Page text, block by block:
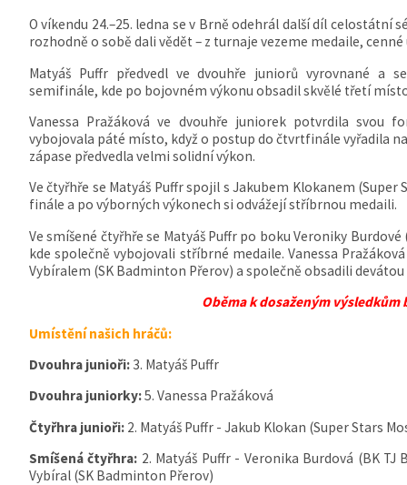
O víkendu 24.–25. ledna se v Brně odehrál další díl celostátní
rozhodně o sobě dali vědět – z turnaje vezeme medaile,
Matyáš Puffr předvedl ve dvouhře juniorů vyrovnané a
semifinále, kde po bojovném výkonu obsadil skvělé třetí
Vanessa Pražáková ve dvouhře juniorek potvrdila svou
vybojovala páté místo, když o postup do čtvrtfinále vyřadila
zápase předvedla velmi solidní výkon.
Ve čtyřhře se Matyáš Puffr spojil s Jakubem Klokanem
finále a po výborných výkonech si odvážejí stříbrnou medaili.
Ve smíšené čtyřhře se Matyáš Puffr po boku Veroniky
kde společně vybojovali stříbrné medaile. Vanessa
Vybíralem (SK Badminton Přerov) a společně obsadili devátou
Oběma k dosaženým výsledkům
Umístění našich hráčů:
Dvouhra junioři: 3. Matyáš Puffr
Dvouhra juniorky:5. Vanessa Pražáková
Čtyřhra junioři: 2. Matyáš Puffr - Jakub Klokan (Super Stars
Smíšená čtyřhra: 2. Matyáš Puffr - Veronika Burdová (BK TJ
Vybíral (SK Badminton Přerov)